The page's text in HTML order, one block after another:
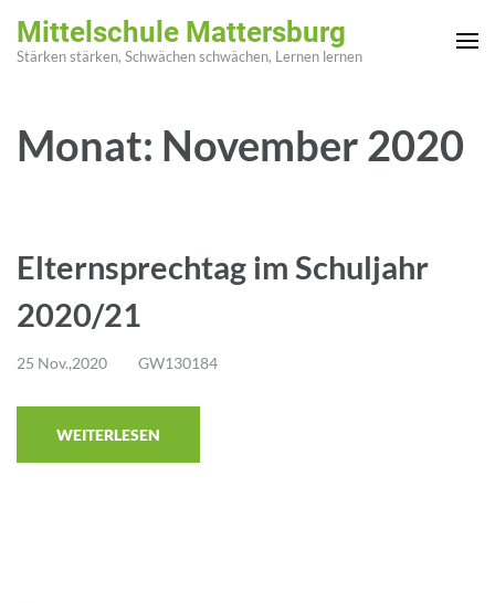
Inhalt
drücken)
Mittelschule Mattersburg
Stärken stärken, Schwächen schwächen, Lernen lernen
Monat: November 2020
Elternsprechtag im Schuljahr
2020/21
25 Nov.,2020 GW130184
WEITERLESEN